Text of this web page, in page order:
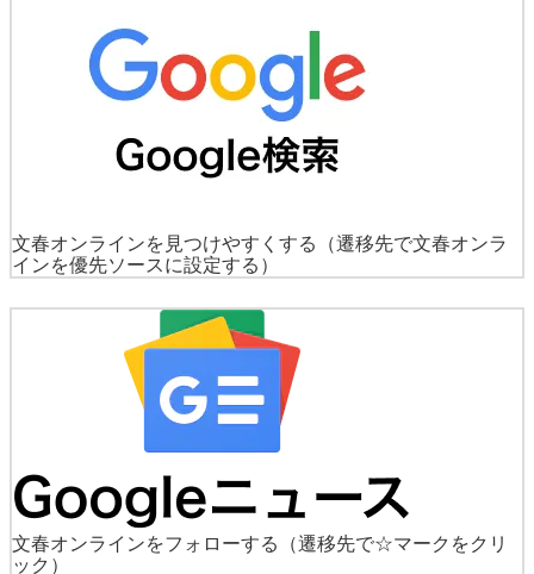
文春オンラインを見つけやすくする
（遷移先で文春オンラ
インを優先ソースに設定する）
文春オンラインをフォローする
（遷移先で☆マークをクリ
ック）